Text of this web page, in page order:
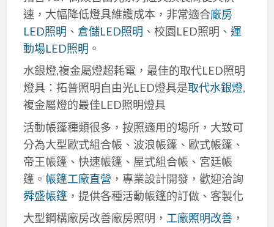
速，大幅降低燈具維護成本，非常適合廠房
LED照明 、 倉儲LED照明 、校園LED照明、 運
動場LED照明 。
水銀燈,複金屬燈超耗電，最佳的取代LED照明
燈具：拓普照明自由光LED燈具是取代水銀燈,
複金屬燈的最佳LED照明燈具
活動帳篷種類很多，按照適用的場所，大致可
分為大型歐式組合帳、波浪帳篷、歐式帳篷、
帝王帳篷、快速帳篷、屋式組合帳、宮廷帳
篷。 帳篷工廠直營 ，專業設計開發，歡迎洽詢
舜盛帳篷，提供各種活動帳篷的訂做、客製化
大型鋼構廠房改善廠房照明， 工廠照明改善，